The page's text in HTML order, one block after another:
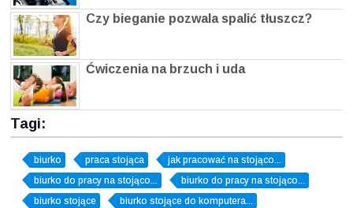
Czy bieganie pozwala spalić tłuszcz?
Ćwiczenia na brzuch i uda
Tagi:
biurko praca stojąca
jak pracować na stojąco...
biurko do pracy na stojąco...
biurko do pracy na stojąco...
biurko stojące
biurko stojące do komputera...